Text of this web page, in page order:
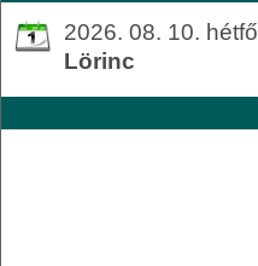
2026. 08. 10. hétfő
Lörinc